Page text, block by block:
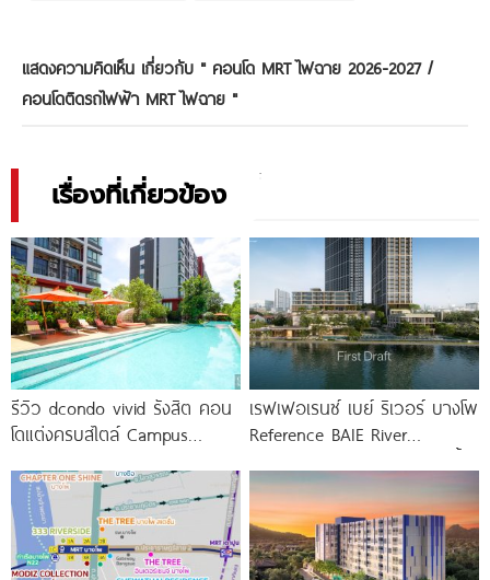
แสดงความคิดเห็น เกี่ยวกับ " คอนโด MRT ไฟฉาย 2026-2027 /
คอนโดติดรถไฟฟ้า MRT ไฟฉาย "
เรื่องที่เกี่ยวข้อง
รีวิว dcondo vivid รังสิต คอน
โดแต่งครบสไตล์ Campus
พร้อมรับ-ส่ง
เรฟเฟอเรนซ์ เบย์ ริเวอร์ บางโพ
Reference BAIE River
จาก